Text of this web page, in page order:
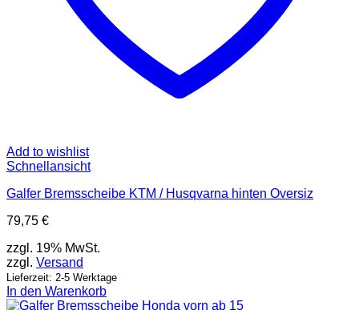
Add to wishlist
Schnellansicht
Galfer Bremsscheibe KTM / Husqvarna hinten Oversiz
79,75 €
zzgl. 19% MwSt.
zzgl. Versand
Lieferzeit: 2-5 Werktage
In den Warenkorb